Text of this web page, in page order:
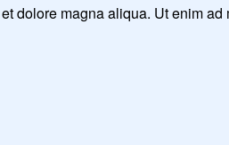
dolore magna aliqua. Ut enim